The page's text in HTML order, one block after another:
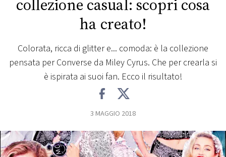
WEB
PLAYLIST
CONCORSI
collezione casual: scopri cosa
ha creato!
Colorata, ricca di glitter e... comoda: è la collezione
pensata per Converse da Miley Cyrus. Che per crearla si
è ispirata ai suoi fan. Ecco il risultato!
3 MAGGIO 2018